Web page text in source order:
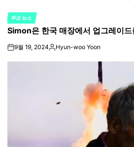
POSTED
IN
주요 뉴스
Simon은 한국 매장에서 업그레이
on9월 19, 2024Posted
Hyun-woo Yoon